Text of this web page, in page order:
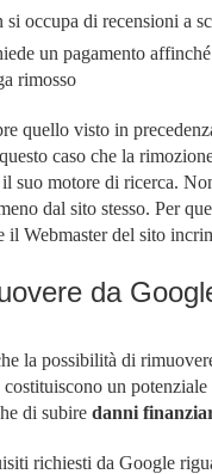
occupa di recensioni a
un pagamento
rimosso
quello visto in
caso che la
il suo motore di ricerca.
dal sito stesso. Per
il Webmaster del sito
da
la possibilità di
un potenziale
di subiredanni
richiesti da Google